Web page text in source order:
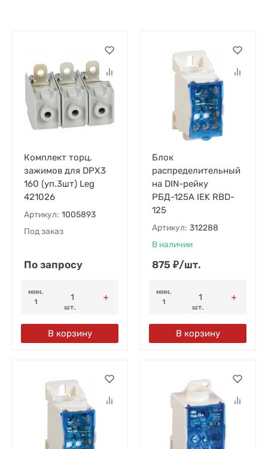
Комплект торц.
зажимов для DPX3
160 (уп.3шт) Leg
421026
Артикул: 1005893
Под заказ
По запросу
мин.
1
шт.
В корзину
Блок
распределительный
на DIN-рейку
РБД-125А IEK RBD-
125
Артикул: 312288
В наличии
875 ₽/шт.
мин.
1
шт.
В корзину